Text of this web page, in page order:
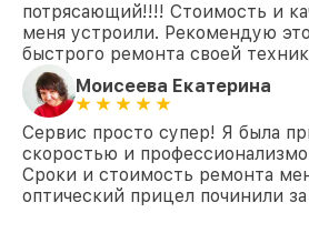
потрясающий!!!! Стоимость и
меня устроили. Рекомендую
быстрого ремонта своей
Моисеева Екатерина
Сервис просто супер! Я была
скоростью и
Сроки и стоимость ремонта
оптический прицел починили